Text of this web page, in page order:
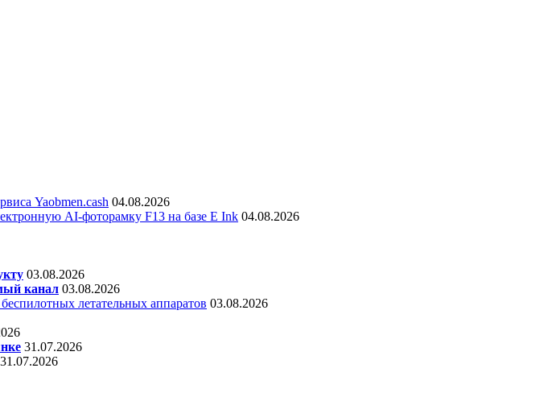
Yaobmen.cash 04.08.2026
AI-фоторамку F13 на базе E Ink 04.08.2026
03.08.2026
канал 03.08.2026
летательных аппаратов 03.08.2026
31.07.2026
31.07.2026